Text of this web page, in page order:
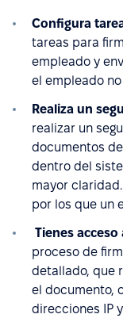
Configura
tareas para
empleado y
el empleado
Realiza un
realizar un
documentos
dentro del
mayor
por los que un
Tienes
proceso de
detallado, que
el documento,
direcciones IP